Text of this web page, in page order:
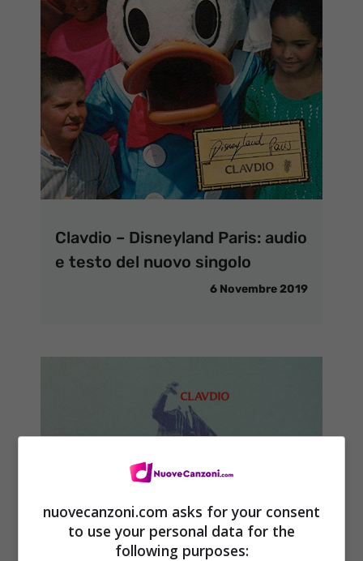
Clavdio – Disneyland Paris: audio
e testo del nuovo singolo
6 Novembre 2019
nuovecanzoni.com asks for your consent
to use your personal data for the
following purposes: